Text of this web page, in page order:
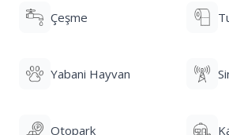
Çeşme
Yabani Hayvan
Otopark